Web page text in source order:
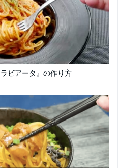
ビアータ』の作り方